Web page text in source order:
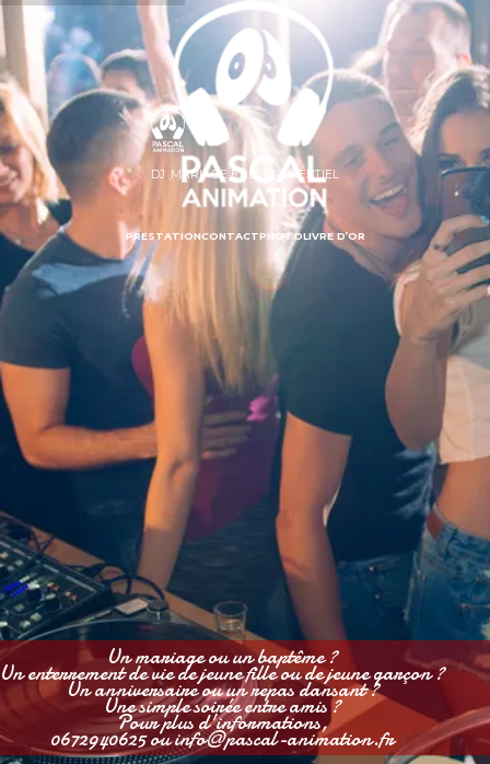
DJ ,MARIAGE ET EVENEMENTIEL
PRESTATIONCONTACTPHOTOLIVRE D’OR
Un mariage ou un baptême ?
Un enterrement de vie de jeune fille ou de jeune garçon ?
Un anniversaire ou un repas dansant ?
Une simple soirée entre amis ?
Pour plus d'informations,
0672940625 ou info@pascal-animation.fr